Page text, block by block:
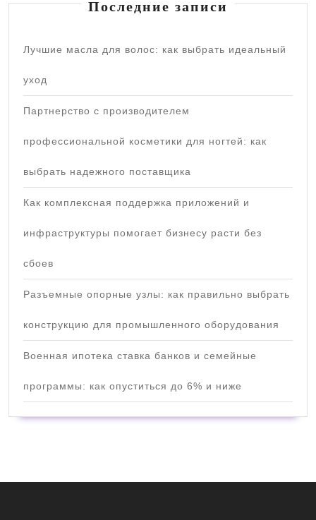
Последние записи
Лучшие масла для волос: как выбрать идеальный
уход
Партнерство с производителем
профессиональной косметики для ногтей: как
выбрать надежного поставщика
Как комплексная поддержка приложений и
инфраструктуры помогает бизнесу расти без
сбоев
Разъемные опорные узлы: как правильно выбрать
конструкцию для промышленного оборудования
Военная ипотека ставка банков и семейные
программы: как опуститься до 6% и ниже